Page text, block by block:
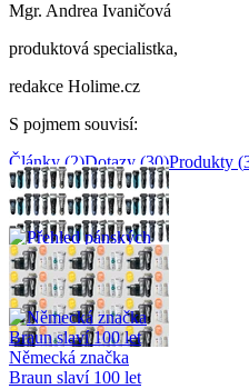
Mgr. Andrea Ivaničová
produktová specialistka,
redakce Holime.cz
S pojmem souvisí:
Články (2)Dotazy (30)Produkty (
Související články(2)
Přehled pánských
holicích strojků Braun
Německá značka
Braun slaví 100 let